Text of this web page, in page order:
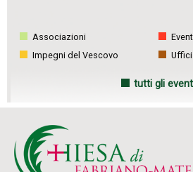
Associazioni
Impegni del Vescovo
tutti gli